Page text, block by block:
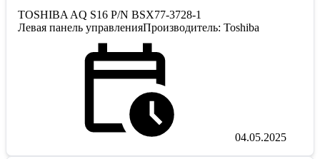
TOSHIBA AQ S16 P/N BSX77-3728-1
Левая панель управленияПроизводитель: Toshiba
04.05.2025